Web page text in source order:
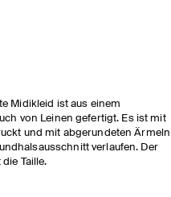
Midikleid ist aus einem
von Leinen gefertigt. Es ist mit
und mit abgerundeten Ärmeln
verlaufen. Der
Taille.